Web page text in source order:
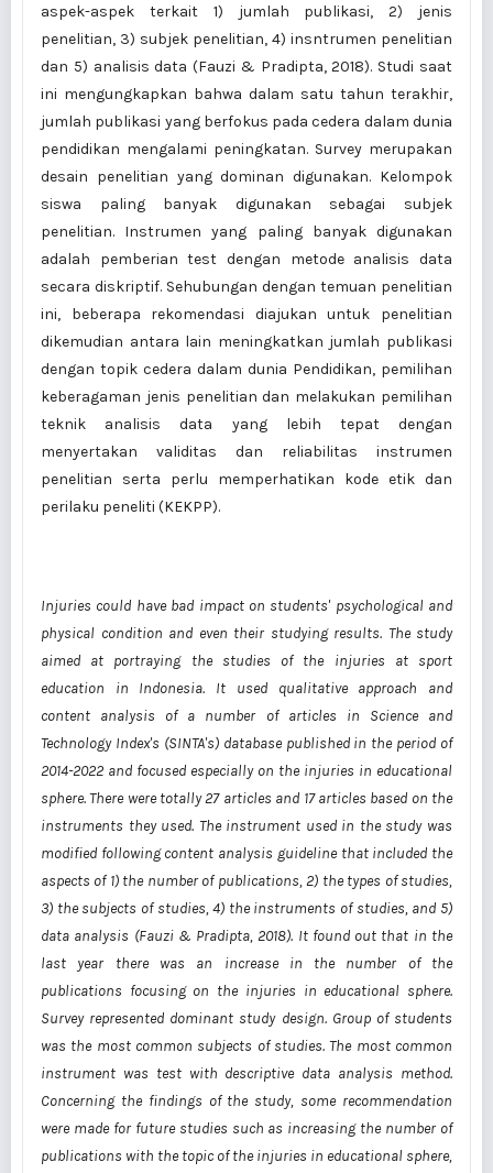
aspek-aspek terkait 1) jumlah publikasi, 2) jenis
penelitian, 3) subjek penelitian, 4) insntrumen penelitian
dan 5) analisis data (Fauzi & Pradipta, 2018). Studi saat
ini mengungkapkan bahwa dalam satu tahun terakhir,
jumlah publikasi yang berfokus pada cedera dalam dunia
pendidikan mengalami peningkatan. Survey merupakan
desain penelitian yang dominan digunakan. Kelompok
siswa paling banyak digunakan sebagai subjek
penelitian. Instrumen yang paling banyak digunakan
adalah pemberian test dengan metode analisis data
secara diskriptif. Sehubungan dengan temuan penelitian
ini, beberapa rekomendasi diajukan untuk penelitian
dikemudian antara lain meningkatkan jumlah publikasi
dengan topik cedera dalam dunia Pendidikan, pemilihan
keberagaman jenis penelitian dan melakukan pemilihan
teknik analisis data yang lebih tepat dengan
menyertakan validitas dan reliabilitas instrumen
penelitian serta perlu memperhatikan kode etik dan
perilaku peneliti (KEKPP).
Injuries could have bad impact on students' psychological and
physical condition and even their studying results. The study
aimed at portraying the studies of the injuries at sport
education in Indonesia. It used qualitative approach and
content analysis of a number of articles in Science and
Technology Index's (SINTA's) database published in the period of
2014-2022 and focused especially on the injuries in educational
sphere. There were totally 27 articles and 17 articles based on the
instruments they used. The instrument used in the study was
modified following content analysis guideline that included the
aspects of 1) the number of publications, 2) the types of studies,
3) the subjects of studies, 4) the instruments of studies, and 5)
data analysis (Fauzi & Pradipta, 2018). It found out that in the
last year there was an increase in the number of the
publications focusing on the injuries in educational sphere.
Survey represented dominant study design. Group of students
was the most common subjects of studies. The most common
instrument was test with descriptive data analysis method.
Concerning the findings of the study, some recommendation
were made for future studies such as increasing the number of
publications with the topic of the injuries in educational sphere,